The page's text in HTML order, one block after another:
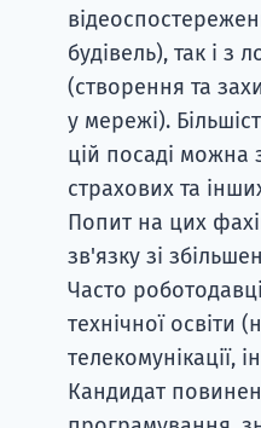
будівель), так і з
(створення та
у мережі).
цій посаді можна
страхових та
Попит на цих
зв'язку зі
Часто
технічної освіти
телекомунікації,
Кандидат